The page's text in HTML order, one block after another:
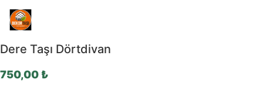
Dere Taşı Dörtdivan
750,00 ₺